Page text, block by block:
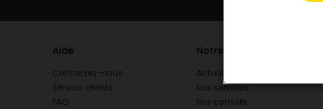
Aide
Contactez-nous
Service clients
FAQ
Notre expertise
Actualités
Nos services
Nos conseils